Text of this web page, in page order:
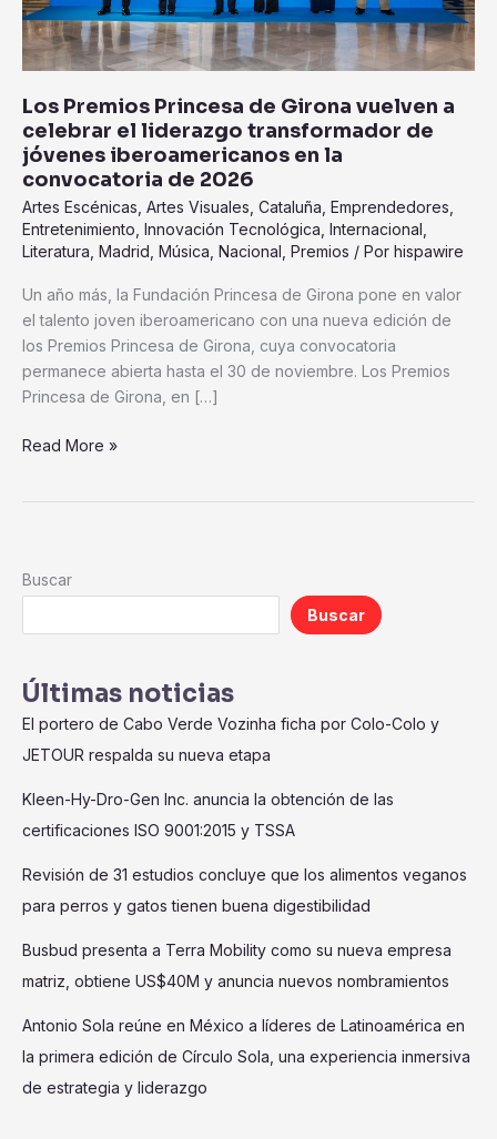
Los Premios Princesa de Girona vuelven a
celebrar el liderazgo transformador de
jóvenes iberoamericanos en la
convocatoria de 2026
Artes Escénicas Artes Visuales Cataluña Emprendedores
Entretenimiento Innovación Tecnológica Internacional
Literatura Madrid Música Nacional Premios / Por hispawire
Un año más, la Fundación Princesa de Girona pone en valor
el talento joven iberoamericano con una nueva edición de
los Premios Princesa de Girona, cuya convocatoria
permanece abierta hasta el 30 de noviembre. Los Premios
Princesa de Girona, en […]
liderazgo
transformador
de
iberoamericanos
en
la
convocatoria
de
2026
Read More »
Buscar
Buscar
Últimas noticias
El portero de Cabo Verde Vozinha ficha por Colo-Colo y
JETOUR respalda su nueva etapa
Kleen-Hy-Dro-Gen Inc. anuncia la obtención de las
certificaciones ISO 9001:2015 y TSSA
Revisión de 31 estudios concluye que los alimentos veganos
para perros y gatos tienen buena digestibilidad
Busbud presenta a Terra Mobility como su nueva empresa
matriz, obtiene US$40M y anuncia nuevos nombramientos
Antonio Sola reúne en México a líderes de Latinoamérica en
la primera edición de Círculo Sola, una experiencia inmersiva
de estrategia y liderazgo